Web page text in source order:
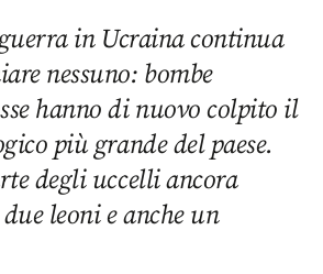
in Ucraina continua
nessuno: bombe
hanno di nuovo colpito il
più grande del paese.
degli uccelli ancora
leoni e anche un